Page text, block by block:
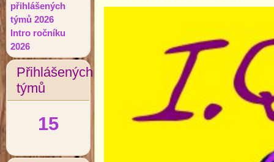
přihlášených
týmů 2026
Intro ročníku
2026
Přihlášených
týmů
15